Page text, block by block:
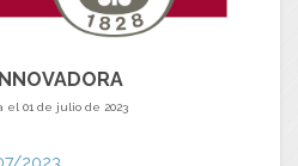
el 01 de julio de 2023